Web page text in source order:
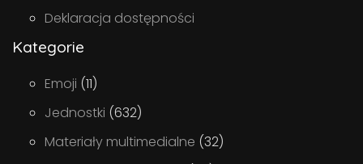
Deklaracja dostępności
Kategorie
Emoji (11)
Jednostki (632)
Materiały multimedialne (32)